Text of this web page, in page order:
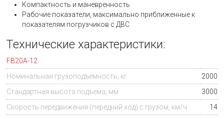
Компактность и маневренность
Рабочие показатели, максимально приближенные к
показателям погрузчиков с ДВС
Технические характеристики:
FB20A-12
Номинальная грузоподъемность, кг
2000
Стандартная высота подъема, мм
3000
Скорость передвижения (передний ход) с грузом, км/ч
14